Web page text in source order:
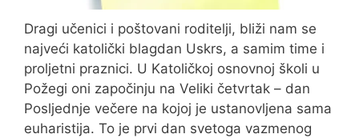
Dragi učenici i poštovani roditelji, bliži nam se
najveći katolički blagdan Uskrs, a samim time i
proljetni praznici. U Katoličkoj osnovnoj školi u
Požegi oni započinju na Veliki četvrtak – dan
Posljednje večere na kojoj je ustanovljena sama
euharistija. To je prvi dan svetoga vazmenog